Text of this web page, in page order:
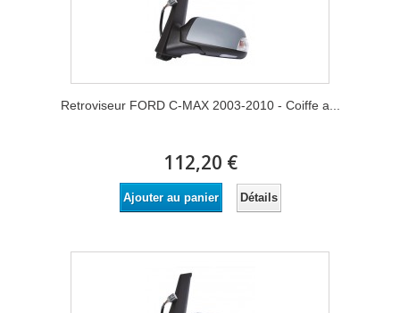
Retroviseur FORD C-MAX 2003-2010 - Coiffe a...
112,20 €
Ajouter au panier Détails